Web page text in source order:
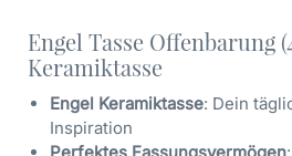
Engel Tasse Offenbarung
Keramiktasse
Engel Keramiktasse: Dein
Inspiration